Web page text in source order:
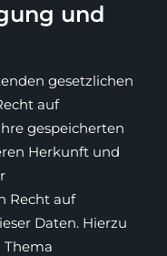
und
gesetzlichen
auf
gespeicherten
Herkunft und
Recht auf
Daten. Hierzu
Thema